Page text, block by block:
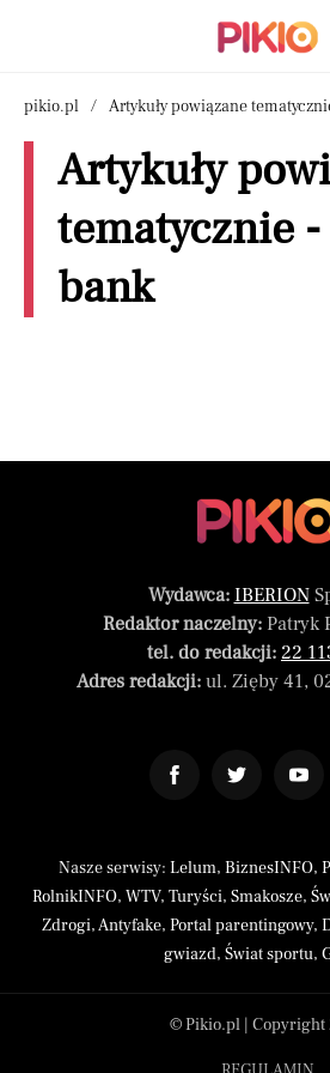
pikio.pl Artykuły powiązane
Artykuły
tematycznie -
bank
Wydawca: IBERION
Redaktor naczelny:Patryk
tel. do redakcji: 22
Adres redakcji:ul. Zięby 41,
Nasze serwisy: Lelum, BiznesINFO,
RolnikINFO, WTV, Turyści, Smakosze,
Zdrogi,Antyfake, Portal parentingowy,
gwiazd, Świat sportu,
© Pikio.pl | Copyright